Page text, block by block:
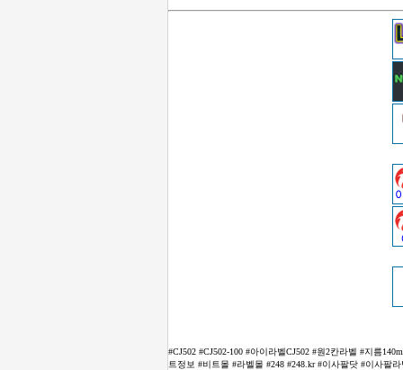
#CJ502 #CJ502-100 #아이라벨CJ502 #원2칸라벨 #지름
트정보 #비트몰 #라벨몰 #248 #248.kr #이사팔닷 #이사팔